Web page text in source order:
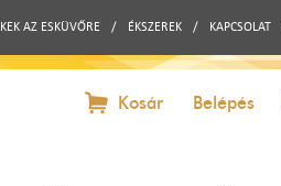
AZ ESKÜVŐRE / ÉKSZEREK / KAPCSOLAT
Kosár Belépés